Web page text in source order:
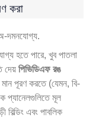
করা
অ-দমনযোগ্য.
হতে পারে, খুব পাতলা
দেয় পিভিডিএফ রঙ
পূরণ করতে (যেমন, বি-
প্যানেলগুলিতে মূল
বিল্ডিং এবং পাবলিক